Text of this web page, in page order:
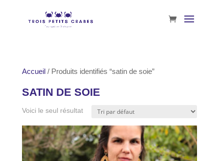
Accueil/ Produits identifiés “satin de soie”
SATIN DE SOIE
Voici le seul résultat